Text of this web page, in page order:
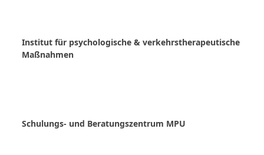
Institut für psychologische & verkehrstherapeutische
Maßnahmen
Schulungs- und Beratungszentrum MPU